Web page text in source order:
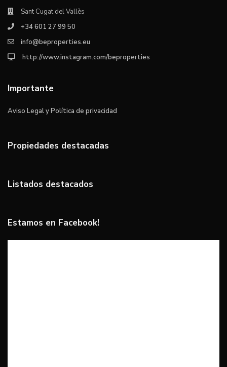
Sant Cugat del Vallès
+34 601 27 99 50
info@beproperties.eu
http://www.instagram.com/beproperties
Importante
Aviso Legal y Política de privacidad
Propiedades destacadas
Listados destacados
Estamos en Facebook!